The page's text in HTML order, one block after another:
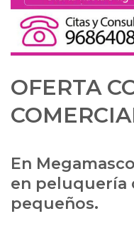
OFERTA
En
en peluquería
pequeños.